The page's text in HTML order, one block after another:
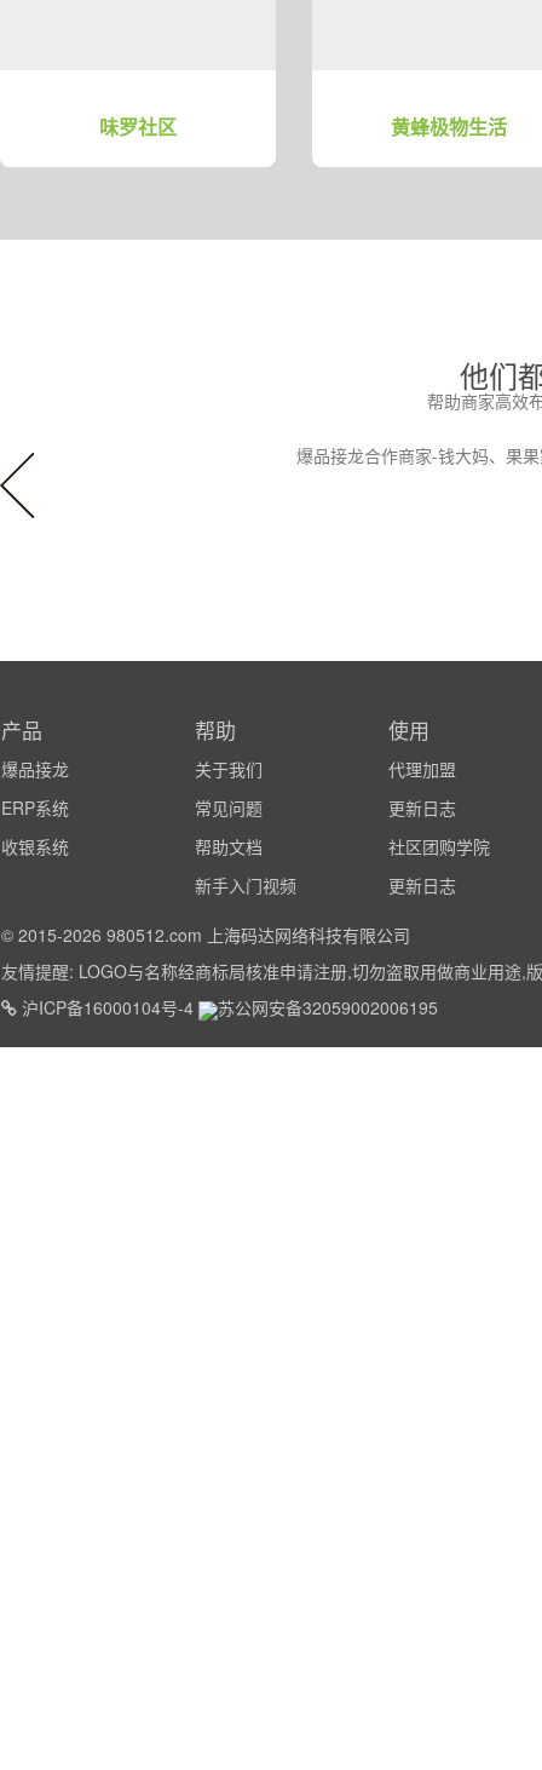
味罗社区 黄蜂极物生活
他们
帮助商家高效
产品
爆品接龙
ERP系统
收银系统
帮助
关于我们
常见问题
帮助文档
新手入门视频
使用
代理加盟
更新日志
社区团购学院
更新日志
© 2015-2026 980512.com 上海码达网络科技有限公司
友情提醒: LOGO与名称经商标局核准申请注册,切勿盗取用做商业用途,
沪ICP备16000104号-4
苏公网安备32059002006195